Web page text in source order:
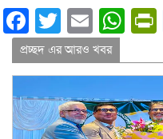
Facebook
Twitter
Email
প্রচ্ছদ এর আরও খবর